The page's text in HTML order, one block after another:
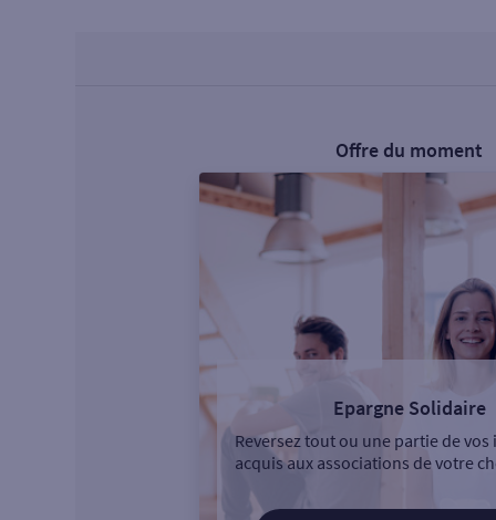
Offre du moment
Epargne Solidaire
Reversez tout ou une partie de vos
acquis aux associations de votre